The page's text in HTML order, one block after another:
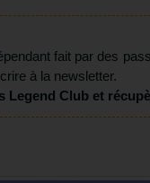
fait par des
à la newsletter.
Legend Club et